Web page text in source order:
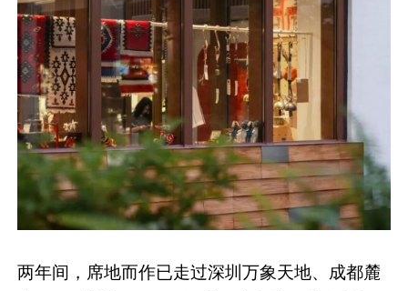
两年间，席地而作已走过深圳万象天地、成都麓